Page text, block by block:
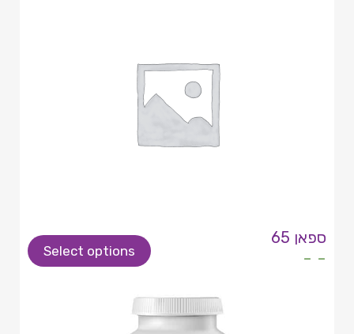
ספאן 65
- -
Select options